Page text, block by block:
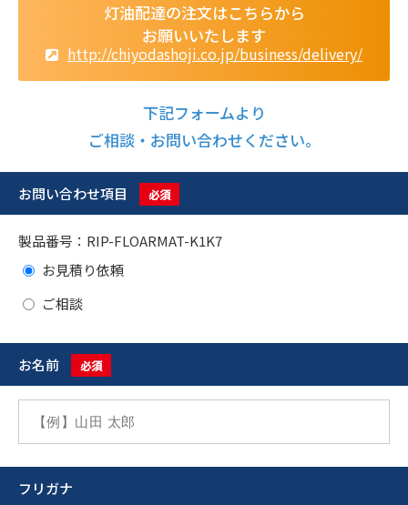
灯油配達の注文はこちらから
お願いいたします
http://chiyodashoji.co.jp/business/delivery/
下記フォームより
ご相談・お問い合わせください。
お問い合わせ項目 必須
製品番号：RIP-FLOARMAT-K1K7
お見積り依頼
ご相談
お名前 必須
フリガナ